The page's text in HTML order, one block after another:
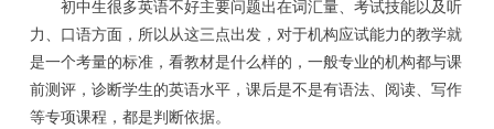
初中生很多英语不好主要问题出在词汇量、考试技能以及听
力、口语方面，所以从这三点出发，对于机构应试能力的教学就
是一个考量的标准，看教材是什么样的，一般专业的机构都与课
前测评，诊断学生的英语水平，课后是不是有语法、阅读、写作
等专项课程，都是判断依据。